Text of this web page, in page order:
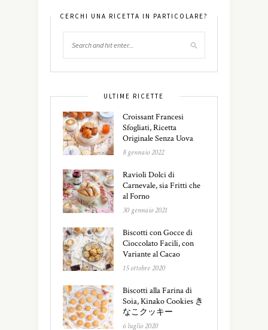
CERCHI UNA RICETTA IN PARTICOLARE?
ULTIME RICETTE
Croissant Francesi
Sfogliati, Ricetta
Originale Senza Uova
8 gennaio 2022
Ravioli Dolci di
Carnevale, sia Fritti che
al Forno
30 gennaio 2021
Biscotti con Gocce di
Cioccolato Facili, con
Variante al Cacao
15 ottobre 2020
Biscotti alla Farina di
Soia, Kinako Cookies き
なこクッキー
6 luglio 2020